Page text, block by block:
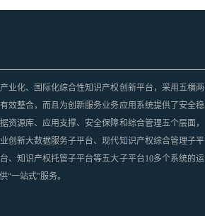
业化、国际化综合性知识产权创新平台，采用五横两
效整合，而且为创新服务业务应用系统提供了安全稳
资源库、应用支撑、安全保障和综合管理五个层面，
创新大数据服务子平台、现代知识产权综合管理子平
、知识产权托管子平台等五大子平台10多个系统的运
一站式”服务。